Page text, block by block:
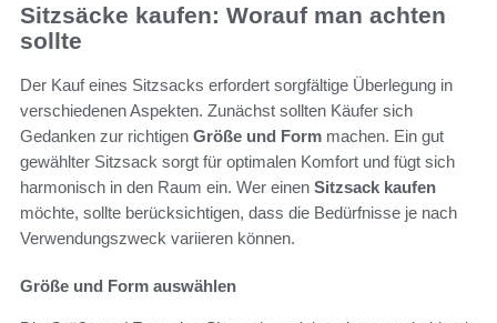
Sitzsäcke kaufen: Worauf man achten
sollte
Der Kauf eines Sitzsacks erfordert sorgfältige Überlegung in
verschiedenen Aspekten. Zunächst sollten Käufer sich
Gedanken zur richtigen Größe und Form machen. Ein gut
gewählter Sitzsack sorgt für optimalen Komfort und fügt sich
harmonisch in den Raum ein. Wer einen Sitzsack kaufen
möchte, sollte berücksichtigen, dass die Bedürfnisse je nach
Verwendungszweck variieren können.
Größe und Form auswählen